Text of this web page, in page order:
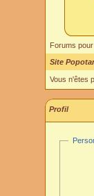
Forums
Site
Vous n'êtes
Profil